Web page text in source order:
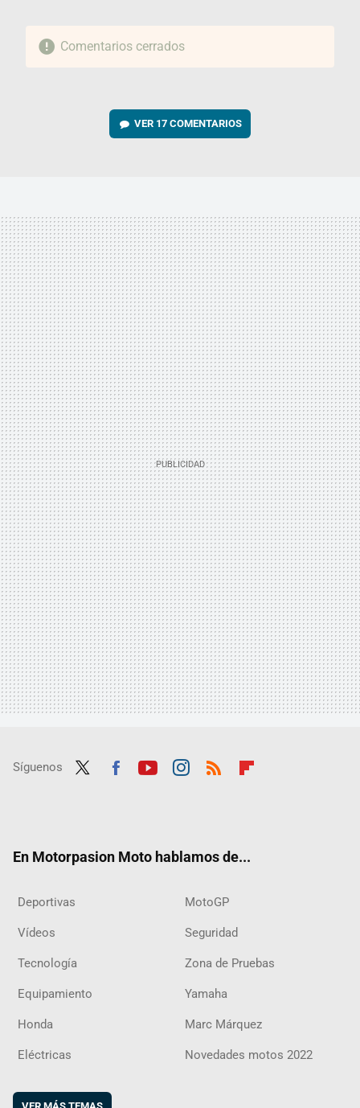
Comentarios cerrados
VER 17 COMENTARIOS
Síguenos
En Motorpasion Moto hablamos de...
Deportivas MotoGP
Vídeos Seguridad
Tecnología Zona de Pruebas
Equipamiento Yamaha
Honda Marc Márquez
Eléctricas Novedades motos 2022